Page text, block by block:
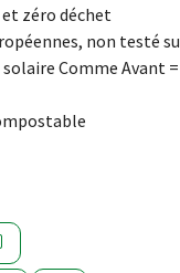
zéro déchet
non testé
solaire Comme Avant